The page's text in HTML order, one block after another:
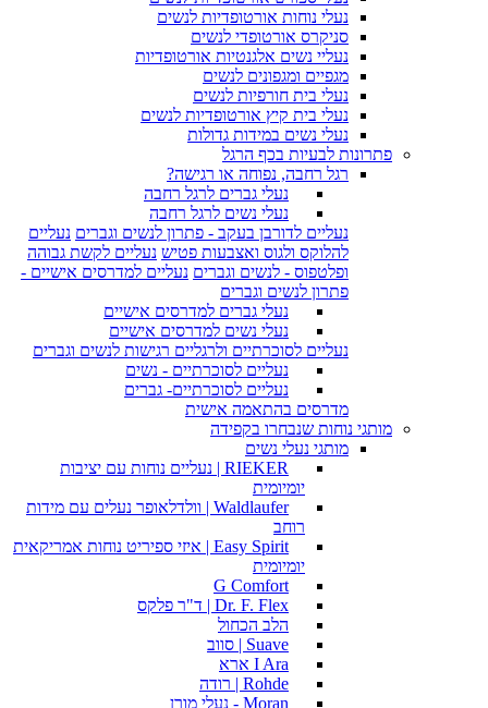
נעלי נוחות אורטופדיות לנשים
סניקרס אורטופדי לנשים
נעליי נשים אלגנטיות אורטופדיות
מגפיים ומגפונים לנשים
נעלי בית חורפיות לנשים
נעלי בית קיץ אורטופדיות לנשים
נעלי נשים במידות גדולות
פתרונות לבעיות בכף הרגל
רגל רחבה, נפוחה או רגישה?
נעלי גברים לרגל רחבה
נעלי נשים לרגל רחבה
נעליים לדורבן בעקב - פתרון לנשים וגברים נעליים
להלוקס ולגוס ואצבעות פטיש נעליים לקשת גבוהה
ופלטפוס - לנשים וגברים נעליים למדרסים אישיים -
פתרון לנשים וגברים
נעלי גברים למדרסים אישיים
נעלי נשים למדרסים אישיים
נעליים לסוכרתיים ולרגליים רגישות לנשים וגברים
נעליים לסוכרתיים - נשים
נעליים לסוכרתיים- גברים
מדרסים בהתאמה אישית
מותגי נוחות שנבחרו בקפידה
מותגי נעלי נשים
RIEKER | נעליים נוחות עם יציבות
יומיומית
Waldlaufer | וולדלאופר נעלים עם מידות
רוחב
Easy Spirit | איזי ספיריט נוחות אמריקאית
יומיומית
G Comfort
Dr. F. Flex | ד"ר פלקס
הלב הכחול
Suave | סווב
I Ara ארא
Rohde | רודה
Moran - נעלי מורן